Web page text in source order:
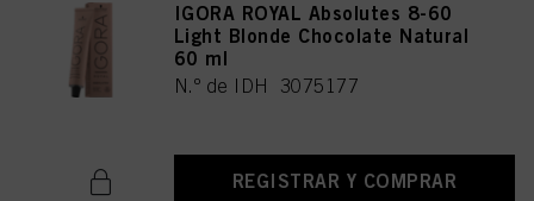
IGORA ROYAL Absolutes 8-60
Light Blonde Chocolate Natural
60 ml
N.º de IDH 3075177
REGISTRAR Y COMPRAR